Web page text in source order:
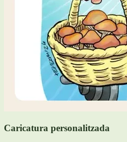
Caricatura personalitzada